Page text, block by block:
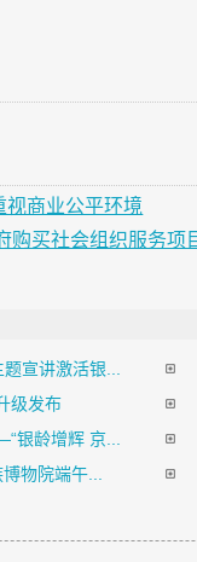
视商业公平环境
购买社会组织服务项
宣讲激活银...
级发布
银龄增辉 京...
物院端午...